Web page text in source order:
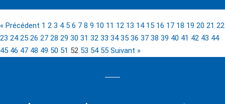
« Précédent 1 2 3 4 5 6 7 8 9 10 11 12 13 14 15 16 17 18 19 20 21 22
23 24 25 26 27 28 29 30 31 32 33 34 35 36 37 38 39 40 41 42 43 44
45 46 47 48 49 50 51 52 53 54 55 Suivant »